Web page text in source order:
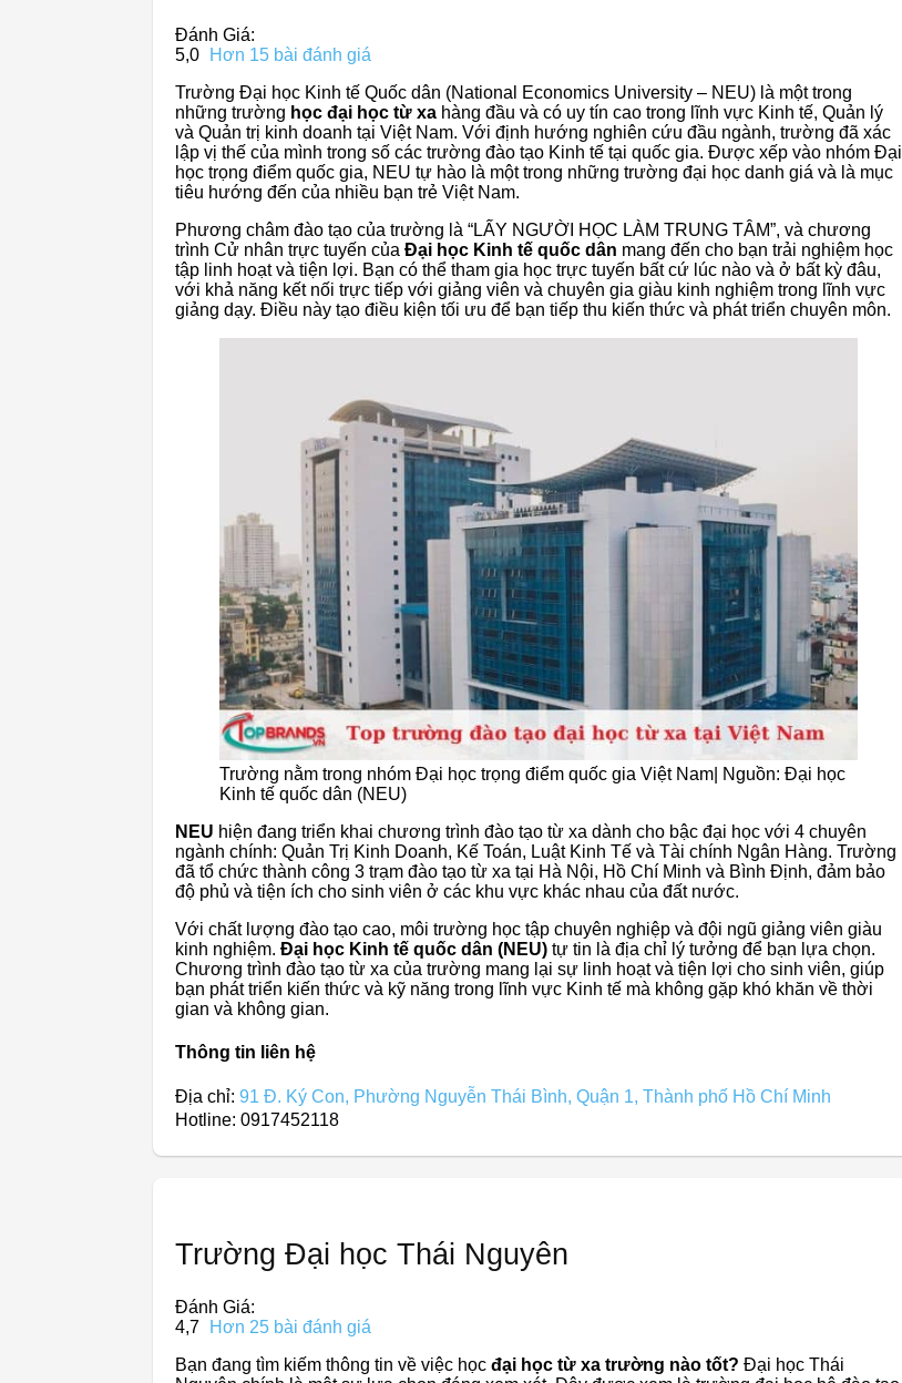
Đánh Giá:
5,0
Hơn 15 bài đánh giá
Trường Đại học Kinh tế Quốc dân (National Economics University – NEU) là một trong
những trường học đại học từ xa hàng đầu và có uy tín cao trong lĩnh vực Kinh tế, Quản lý
và Quản trị kinh doanh tại Việt Nam. Với định hướng nghiên cứu đầu ngành, trường đã xác
lập vị thế của mình trong số các trường đào tạo Kinh tế tại quốc gia. Được xếp vào nhóm Đại
học trọng điểm quốc gia, NEU tự hào là một trong những trường đại học danh giá và là mục
tiêu hướng đến của nhiều bạn trẻ Việt Nam.
Phương châm đào tạo của trường là “LẤY NGƯỜI HỌC LÀM TRUNG TÂM”, và chương
trình Cử nhân trực tuyến của Đại học Kinh tế quốc dân mang đến cho bạn trải nghiệm học
tập linh hoạt và tiện lợi. Bạn có thể tham gia học trực tuyến bất cứ lúc nào và ở bất kỳ đâu,
với khả năng kết nối trực tiếp với giảng viên và chuyên gia giàu kinh nghiệm trong lĩnh vực
giảng dạy. Điều này tạo điều kiện tối ưu để bạn tiếp thu kiến thức và phát triển chuyên môn.
Trường nằm trong nhóm Đại học trọng điểm quốc gia Việt Nam| Nguồn: Đại học
Kinh tế quốc dân (NEU)
NEU hiện đang triển khai chương trình đào tạo từ xa dành cho bậc đại học với 4 chuyên
ngành chính: Quản Trị Kinh Doanh, Kế Toán, Luật Kinh Tế và Tài chính Ngân Hàng. Trường
đã tổ chức thành công 3 trạm đào tạo từ xa tại Hà Nội, Hồ Chí Minh và Bình Định, đảm bảo
độ phủ và tiện ích cho sinh viên ở các khu vực khác nhau của đất nước.
Với chất lượng đào tạo cao, môi trường học tập chuyên nghiệp và đội ngũ giảng viên giàu
kinh nghiệm. Đại học Kinh tế quốc dân (NEU) tự tin là địa chỉ lý tưởng để bạn lựa chọn.
Chương trình đào tạo từ xa của trường mang lại sự linh hoạt và tiện lợi cho sinh viên, giúp
bạn phát triển kiến thức và kỹ năng trong lĩnh vực Kinh tế mà không gặp khó khăn về thời
gian và không gian.
Thông tin liên hệ
Địa chỉ: 91 Đ. Ký Con, Phường Nguyễn Thái Bình, Quận 1, Thành phố Hồ Chí Minh
Hotline: 0917452118
Trường Đại học Thái Nguyên
Đánh Giá:
4,7
Hơn 25 bài đánh giá
Bạn đang tìm kiếm thông tin về việc học đại học từ xa trường nào tốt? Đại học Thái